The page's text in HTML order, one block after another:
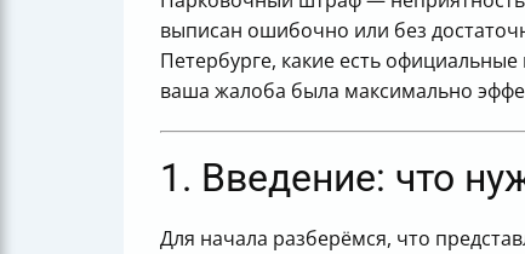
выписан ошибочно или без
Петербурге, какие есть
ваша жалоба была максимально
1. Введение: что
Для начала разберёмся, что